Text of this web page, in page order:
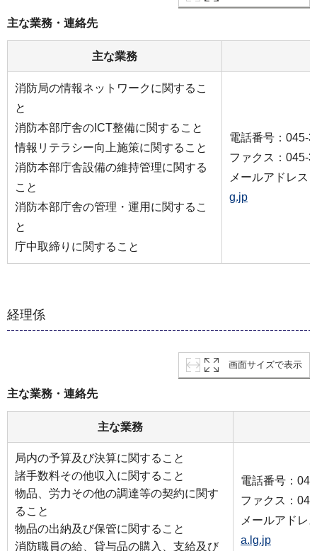
主な業務・連絡先
主な業務
消防局の情報ネットワークに関するこ
と
消防本部庁舎のICT整備に関すること
情報リテラシー向上施策に関すること
消防本部庁舎設備の維持管理に関する
こと
消防本部庁舎の管理・運用に関するこ
と
庁中取締りに関すること
電話番号：045-
ファクス：045-
メールアドレス
g.jp
経理係
画面サイズで表示
主な業務・連絡先
主な業務
局内の予算及び決算に関すること
諸手数料その他収入に関すること
物品、労力その他の調達等の契約に関す
ること
物品の出納及び保管に関すること
消防職員の給、貸与品の購入、支給及び
電話番号：
ファクス：
メールアドレ
a.lg.jp